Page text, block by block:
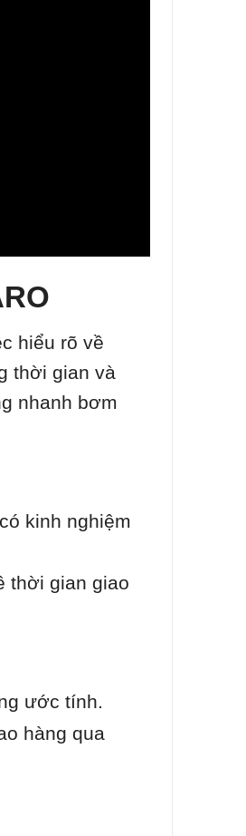
hiểu rõ về
thời gian và
nhanh bơm
kinh nghiệm
thời gian giao
ước tính.
hàng qua